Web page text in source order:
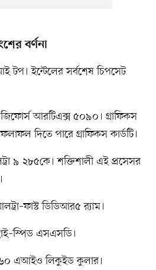
বর্ণনা
টপ। ইন্টেলের সর্বশেষ চিপসেট
জিফোর্স আরটিএক্স ৫০৯০। গ্রাফিকস
দিতে পারে গ্রাফিকস কার্ডটি।
৯ ২৮৫কে। শক্তিশালী এই প্রসেসর
ডিডিআর৫ র‍্যাম।
এসএসডি।
এআইও লিকুইড কুলার।